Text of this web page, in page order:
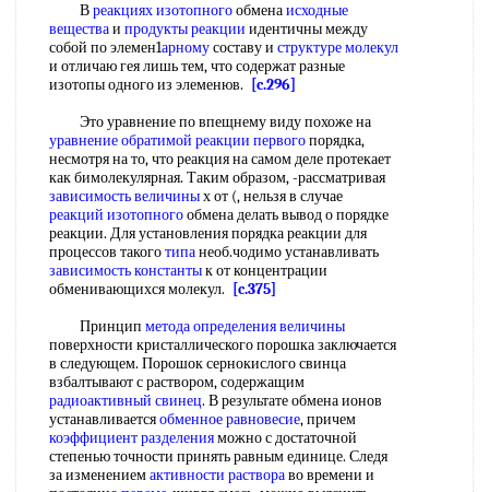
Вреакциях изотопногообменаисходные
веществаи продукты реакции идентичны между
собой по элемен1арномусоставу и структуре молекул
и отличаю гея лишь тем, что содержат разные
изотопы одного из элеменюв.
[c.296]
Это уравнение по впещнему виду похоже на
уравнение обратимой реакции первогопорядка,
несмотря на то, что реакция на самом деле протекает
как бимолекулярная. Таким образом, -рассматривая
зависимость величиных от (, нельзя в случае
реакций изотопногообмена делать вывод о порядке
реакции. Для установления порядка реакции для
процессов такоготипанеоб.чодимо устанавливать
зависимость константык от концентрации
обменивающихся молекул.
[c.375]
Принцип метода определения величины
поверхности кристаллического порошка заключается
в следующем. Порошок сернокислого свинца
взбалтывают с раствором, содержащим
радиоактивный свинец. В результате обмена ионов
устанавливаетсяобменное равновесие, причем
коэффициент разделенияможно с достаточной
степенью точности принять равным единице. Следя
за изменениемактивности раствораво времени и